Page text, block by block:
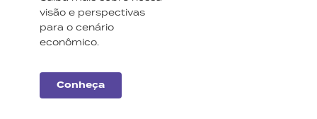
visão e perspectivas
para o cenário
econômico.
Conheça